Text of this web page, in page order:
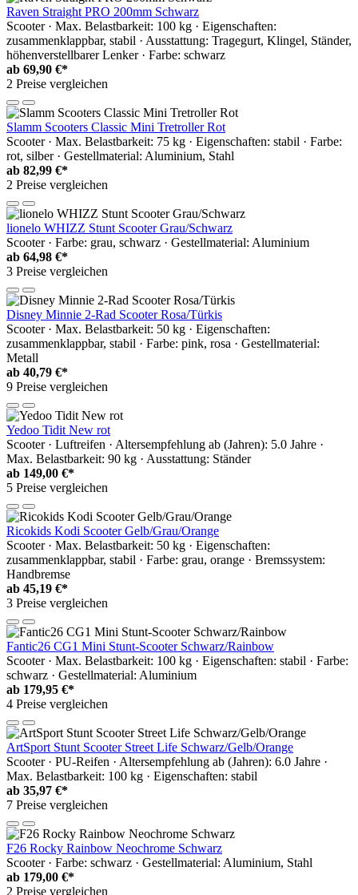
Raven Straight PRO 200mm Schwarz
Scooter · Max. Belastbarkeit: 100 kg · Eigenschaften:
zusammenklappbar, stabil · Ausstattung: Tragegurt, Klingel, Ständer,
höhenverstellbarer Lenker · Farbe: schwarz
ab 69,90 €*
2 Preise vergleichen
Slamm Scooters Classic Mini Tretroller Rot
Scooter · Max. Belastbarkeit: 75 kg · Eigenschaften: stabil · Farbe:
rot, silber · Gestellmaterial: Aluminium, Stahl
ab 82,99 €*
2 Preise vergleichen
lionelo WHIZZ Stunt Scooter Grau/Schwarz
Scooter · Farbe: grau, schwarz · Gestellmaterial: Aluminium
ab 64,98 €*
3 Preise vergleichen
Disney Minnie 2-Rad Scooter Rosa/Türkis
Scooter · Max. Belastbarkeit: 50 kg · Eigenschaften:
zusammenklappbar, stabil · Farbe: pink, rosa · Gestellmaterial:
Metall
ab 40,79 €*
9 Preise vergleichen
Yedoo Tidit New rot
Scooter · Luftreifen · Altersempfehlung ab (Jahren): 5.0 Jahre ·
Max. Belastbarkeit: 90 kg · Ausstattung: Ständer
ab 149,00 €*
5 Preise vergleichen
Ricokids Kodi Scooter Gelb/Grau/Orange
Scooter · Max. Belastbarkeit: 50 kg · Eigenschaften:
zusammenklappbar, stabil · Farbe: grau, orange · Bremssystem:
Handbremse
ab 45,19 €*
3 Preise vergleichen
Fantic26 CG1 Mini Stunt-Scooter Schwarz/Rainbow
Scooter · Max. Belastbarkeit: 100 kg · Eigenschaften: stabil · Farbe:
schwarz · Gestellmaterial: Aluminium
ab 179,95 €*
4 Preise vergleichen
ArtSport Stunt Scooter Street Life Schwarz/Gelb/Orange
Scooter · PU-Reifen · Altersempfehlung ab (Jahren): 6.0 Jahre ·
Max. Belastbarkeit: 100 kg · Eigenschaften: stabil
ab 35,97 €*
7 Preise vergleichen
F26 Rocky Rainbow Neochrome Schwarz
Scooter · Farbe: schwarz · Gestellmaterial: Aluminium, Stahl
ab 179,00 €*
2 Preise vergleichen